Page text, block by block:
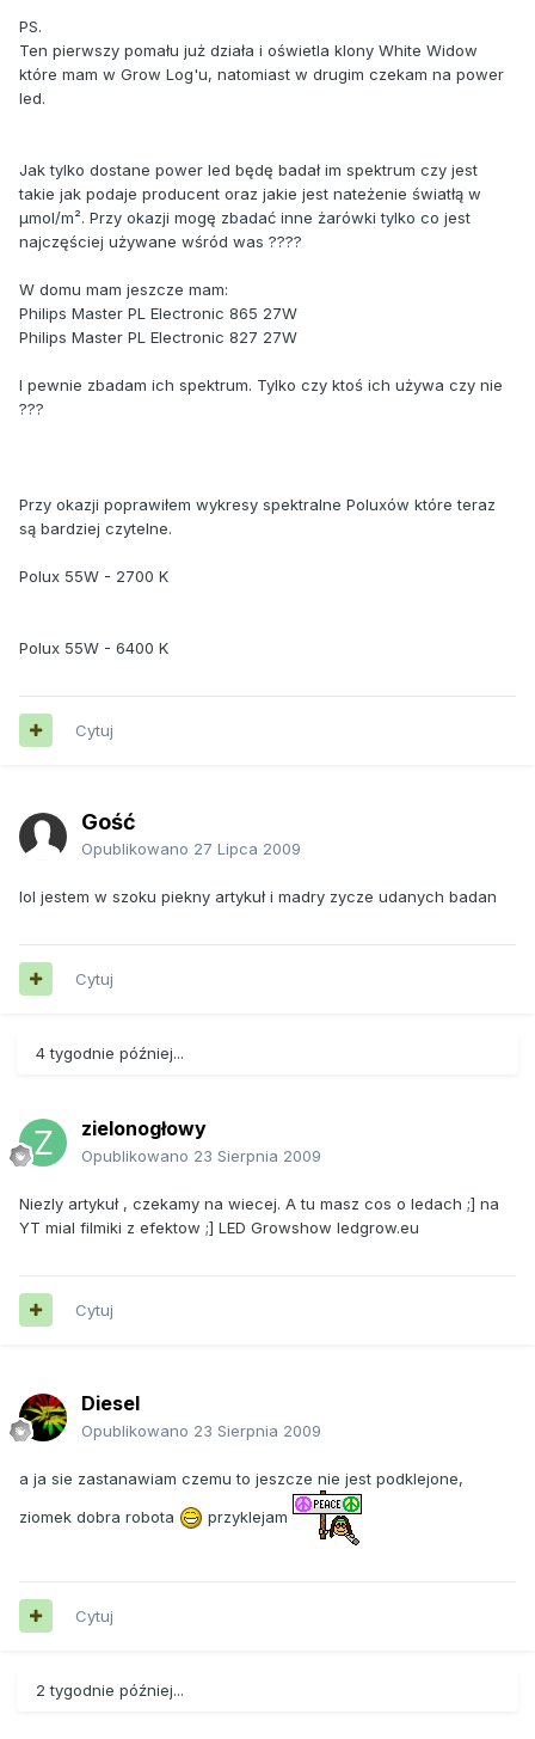
PS.
Ten pierwszy pomału już działa i oświetla klony White Widow
które mam w Grow Log'u, natomiast w drugim czekam na power
led.
Jak tylko dostane power led będę badał im spektrum czy jest
takie jak podaje producent oraz jakie jest nateżenie światłą w
µmol/m². Przy okazji mogę zbadać inne żarówki tylko co jest
najczęściej używane wśród was ????
W domu mam jeszcze mam:
Philips Master PL Electronic 865 27W
Philips Master PL Electronic 827 27W
I pewnie zbadam ich spektrum. Tylko czy ktoś ich używa czy nie
???
Przy okazji poprawiłem wykresy spektralne Poluxów które teraz
są bardziej czytelne.
Polux 55W - 2700 K
Polux 55W - 6400 K
Cytuj
Gość
Opublikowano 27 Lipca 2009
lol jestem w szoku piekny artykuł i madry zycze udanych badan
Cytuj
4 tygodnie później...
zielonogłowy
Opublikowano 23 Sierpnia 2009
Niezly artykuł , czekamy na wiecej. A tu masz cos o ledach ;] na
YT mial filmiki z efektow ;] LED Growshow ledgrow.eu
Cytuj
Diesel
Opublikowano 23 Sierpnia 2009
a ja sie zastanawiam czemu to jeszcze nie jest podklejone,
ziomek dobra robota
przyklejam
Cytuj
2 tygodnie później...